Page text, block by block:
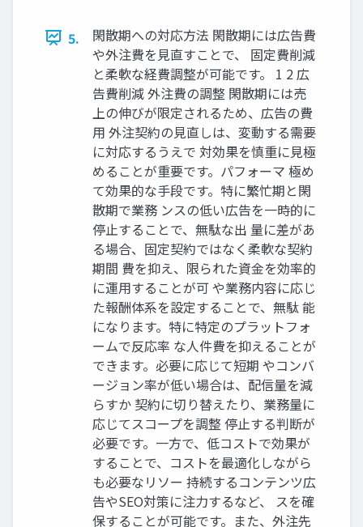
5.
閑散期への対応方法 閑散期には広告費
や外注費を見直すことで、 固定費削減
と柔軟な経費調整が可能です。 1 2 広
告費削減 外注費の調整 閑散期には売
上の伸びが限定されるため、広告の費
用 外注契約の見直しは、変動する需要
に対応するうえで 対効果を慎重に見極
めることが重要です。パフォーマ 極め
て効果的な手段です。特に繁忙期と閑
散期で業務 ンスの低い広告を一時的に
停止することで、無駄な出 量に差があ
る場合、固定契約ではなく柔軟な契約
期間 費を抑え、限られた資金を効率的
に運用することが可 や業務内容に応じ
た報酬体系を設定することで、無駄 能
になります。特に特定のプラットフォ
ームで反応率 な人件費を抑えることが
できます。必要に応じて短期 やコンバ
ージョン率が低い場合は、配信量を減
らすか 契約に切り替えたり、業務量に
応じてスコープを調整 停止する判断が
必要です。一方で、低コストで効果が
することで、コストを最適化しながら
も必要なリソー 持続するコンテンツ広
告やSEO対策に注力するなど、 スを確
保することが可能です。また、外注先